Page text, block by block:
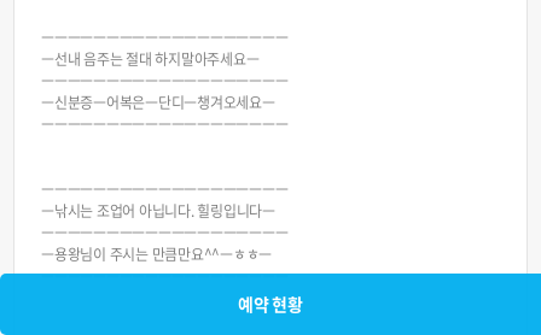
ㅡㅡㅡㅡㅡㅡㅡㅡㅡㅡㅡㅡㅡㅡㅡㅡㅡㅡㅡ
ㅡ선내 음주는 절대 하지말아주세요ㅡ
ㅡㅡㅡㅡㅡㅡㅡㅡㅡㅡㅡㅡㅡㅡㅡㅡㅡㅡㅡ
ㅡ신분증ㅡ어복은ㅡ단디ㅡ챙겨오세요ㅡ
ㅡㅡㅡㅡㅡㅡㅡㅡㅡㅡㅡㅡㅡㅡㅡㅡㅡㅡㅡ
ㅡㅡㅡㅡㅡㅡㅡㅡㅡㅡㅡㅡㅡㅡㅡㅡㅡㅡㅡ
ㅡ낚시는 조업어 아닙니다. 힐링입니다ㅡ
ㅡㅡㅡㅡㅡㅡㅡㅡㅡㅡㅡㅡㅡㅡㅡㅡㅡㅡㅡ
ㅡ용왕님이 주시는 만큼만요^^ㅡㅎㅎㅡ
ㅡㅡㅡㅡㅡㅡㅡㅡㅡㅡㅡㅡㅡㅡㅡㅡㅡㅡㅡ
예약 현황